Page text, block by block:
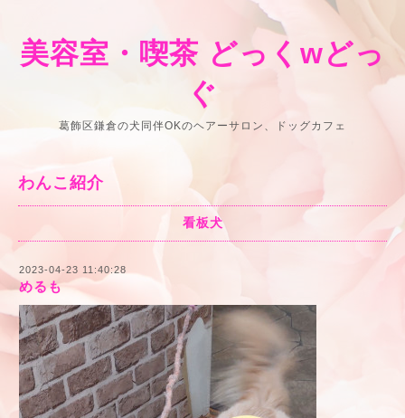
美容室・喫茶 どっくwどっ
ぐ
葛飾区鎌倉の犬同伴OKのヘアーサロン、ドッグカフェ
わんこ紹介
看板犬
2023-04-23 11:40:28
めるも